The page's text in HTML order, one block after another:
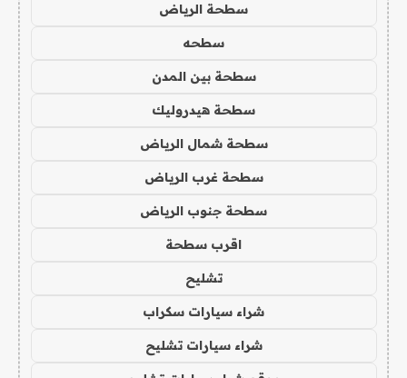
سطحة الرياض
سطحه
سطحة بين المدن
سطحة هيدروليك
سطحة شمال الرياض
سطحة غرب الرياض
سطحة جنوب الرياض
اقرب سطحة
تشليح
شراء سيارات سكراب
شراء سيارات تشليح